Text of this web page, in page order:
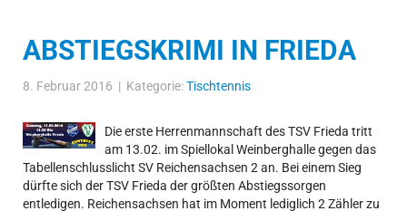
ABSTIEGSKRIMI IN FRIEDA
8. Februar 2016 | Kategorie:Tischtennis
Die erste Herrenmannschaft des TSV Frieda tritt
am 13.02. im Spiellokal Weinberghalle gegen das
Tabellenschlusslicht SV Reichensachsen 2 an. Bei einem Sieg
dürfte sich der TSV Frieda der größten Abstiegssorgen
entledigen. Reichensachsen hat im Moment lediglich 2 Zähler zu